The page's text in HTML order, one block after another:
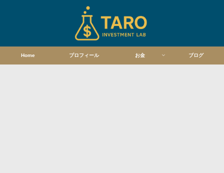
Home プロフィール お金 ブログ